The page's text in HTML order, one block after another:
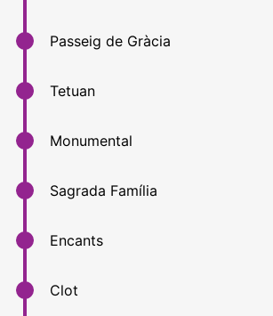
Passeig de Gràcia
Tetuan
Monumental
Sagrada Família
Encants
Clot